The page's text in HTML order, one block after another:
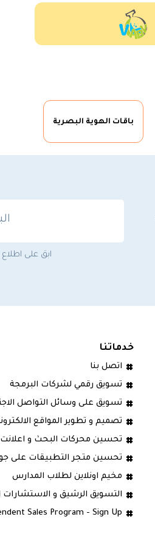
باقات الهوية البصرية
ابق على
خدماتنا
اتصل بنا
تسويق رقمي لشركات البرمجة
تسويق على وسائل التواصل
تصميم و تطوير المواقع
تحسين محركات البحث و
تحسين متجر التطبيقات على
مخيم اونلاين لطلاب المدارس
التسويق الرشيق و الاستشارات
Sales Program - Sign Up